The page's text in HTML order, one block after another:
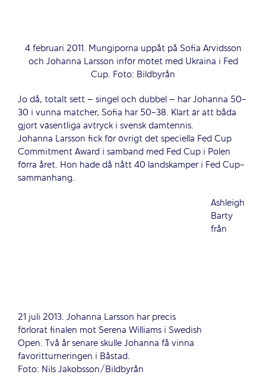
4 februari 2011. Mungiporna uppåt på Sofia Arvidsson
och Johanna Larsson inför mötet med Ukraina i Fed
Cup. Foto: Bildbyrån
Jo då, totalt sett – singel och dubbel – har Johanna 50-
30 i vunna matcher, Sofia har 50-38. Klart är att båda
gjort väsentliga avtryck i svensk damtennis.
Johanna Larsson fick för övrigt det speciella Fed Cup
Commitment Award i samband med Fed Cup i Polen
förra året. Hon hade då nått 40 landskamper i Fed Cup-
sammanhang.
21 juli 2013. Johanna Larsson har precis
förlorat finalen mot Serena Williams i Swedish
Open. Två år senare skulle Johanna få vinna
favoritturneringen i Båstad.
Foto: Nils Jakobsson/Bildbyrån
Ashleigh
Barty
från